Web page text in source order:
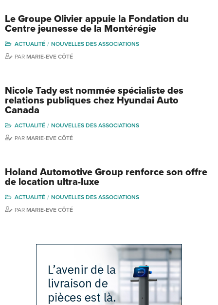
Le Groupe Olivier appuie la Fondation du
Centre jeunesse de la Montérégie
ACTUALITÉ
NOUVELLES DES ASSOCIATIONS
PAR MARIE-EVE CÔTÉ
Nicole Tady est nommée spécialiste des
relations publiques chez Hyundai Auto
Canada
ACTUALITÉ
NOUVELLES DES ASSOCIATIONS
PAR MARIE-EVE CÔTÉ
Holand Automotive Group renforce son offre
de location ultra-luxe
ACTUALITÉ
NOUVELLES DES ASSOCIATIONS
PAR MARIE-EVE CÔTÉ